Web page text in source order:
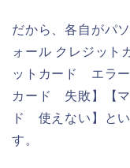
だから、各自がパ
ォール クレジット
ットカード エラー
カード 失敗】【マ
ド 使えない】と
す。